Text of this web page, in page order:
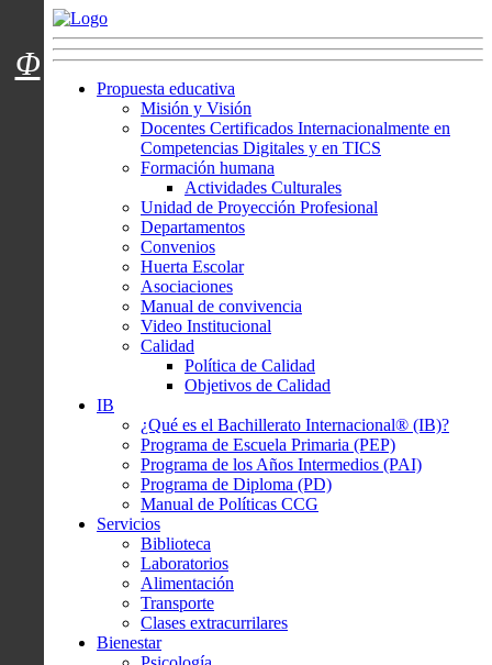
Menú usuarios
Propuesta educativa
Misión y Visión
Docentes Certificados Internacionalmente en
Competencias Digitales y en TICS
Formación humana
Actividades Culturales
Unidad de Proyección Profesional
Departamentos
Convenios
Huerta Escolar
Asociaciones
Manual de convivencia
Video Institucional
Calidad
Política de Calidad
Objetivos de Calidad
IB
¿Qué es el Bachillerato Internacional® (IB)?
Programa de Escuela Primaria (PEP)
Programa de los Años Intermedios (PAI)
Programa de Diploma (PD)
Manual de Políticas CCG
Servicios
Biblioteca
Laboratorios
Alimentación
Transporte
Clases extracurrilares
Bienestar
Φ